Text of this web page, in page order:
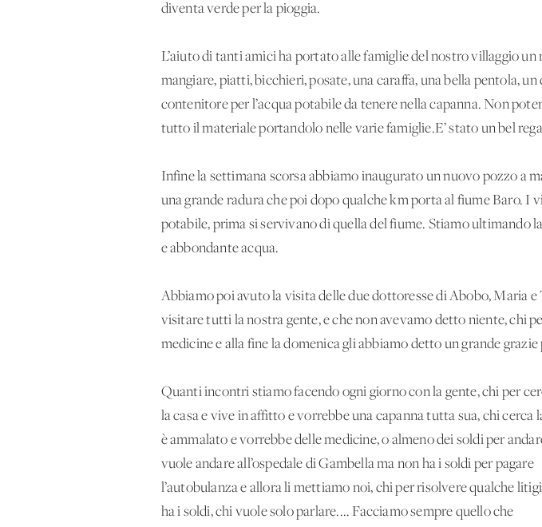
diventa verde per la pioggia.
L’aiuto di tanti amici ha portato alle famiglie del nostro villaggio
mangiare, piatti, bicchieri, posate, una caraffa, una bella pentola, un
contenitore per l’acqua potabile da tenere nella capanna. Non
tutto il materiale portandolo nelle varie famiglie.E’ stato un bel
Infine la settimana scorsa abbiamo inaugurato un nuovo pozzo a
una grande radura che poi dopo qualche km porta al fiume Baro.
potabile, prima si servivano di quella del fiume. Stiamo ultimando
e abbondante acqua.
Abbiamo poi avuto la visita delle due dottoresse di Abobo, Maria
visitare tutti la nostra gente, e che non avevamo detto niente, chi
medicine e alla fine la domenica gli abbiamo detto un grande
Quanti incontri stiamo facendo ogni giorno con la gente, chi per
la casa e vive in affitto e vorrebbe una capanna tutta sua, chi
è ammalato e vorrebbe delle medicine, o almeno dei soldi per
vuole andare all’ospedale di Gambella ma non ha i soldi per pagare
l’autobulanza e allora li mettiamo noi, chi per risolvere qualche
ha i soldi, chi vuole solo parlare.... Facciamo sempre quello che